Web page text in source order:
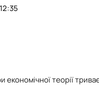
економічної теорії